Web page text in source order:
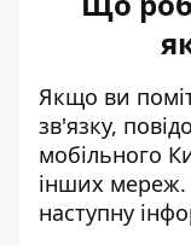
Якщо ви
зв'язку,
мобільного
інших мереж.
наступну